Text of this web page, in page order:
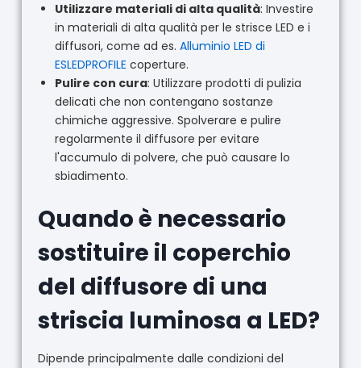
Utilizzare materiali di alta qualità: Investire
in materiali di alta qualità per le strisce LED e i
diffusori, come ad es. Alluminio LED di
ESLEDPROFILE coperture.
Pulire con cura: Utilizzare prodotti di pulizia
delicati che non contengano sostanze
chimiche aggressive. Spolverare e pulire
regolarmente il diffusore per evitare
l'accumulo di polvere, che può causare lo
sbiadimento.
Quando è necessario
sostituire il coperchio
del diffusore di una
striscia luminosa a LED?
Dipende principalmente dalle condizioni del